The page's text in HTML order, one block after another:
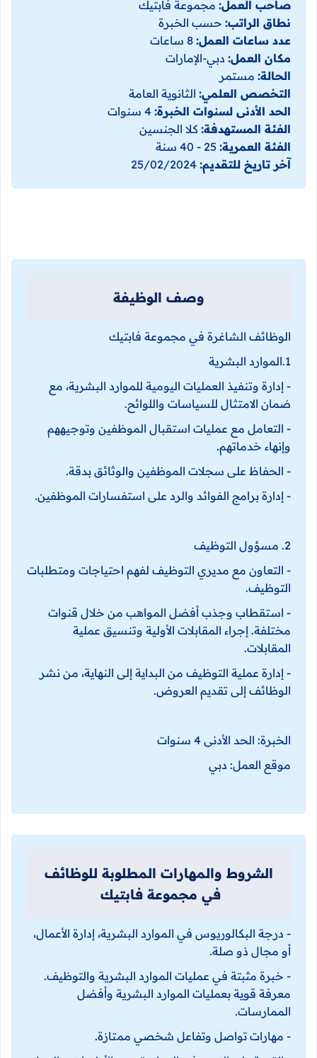
صاحب العمل: مجموعة فابتيك
نطاق الراتب: حسب الخبرة
عدد ساعات العمل:
مكان العمل: دبي-الإمارات
الحالة: مستمر
التخصص العلمي: الثانوية العامة
الحد الأدنى لسنوات الخبرة:
الفئة المستهدفة: كلا الجنسين
الفئة العمرية:
آخر تاريخ للتقديم:
وصف الوظيفة
الوظائف الشاغرة في مجموعة فابتيك
1.الموارد البشرية
- إدارة وتنفيذ العمليات اليومية للموارد البشرية، مع
ضمان الامتثال للسياسات واللوائح.
- التعامل مع عمليات استقبال الموظفين وتوجيههم
وإنهاء خدماتهم.
- الحفاظ على سجلات الموظفين والوثائق بدقة.
- إدارة برامج الفوائد والرد على استفسارات الموظفين.
2. مسؤول التوظيف
- التعاون مع مديري التوظيف لفهم احتياجات ومتطلبات
التوظيف.
- استقطاب وجذب أفضل المواهب من خلال قنوات
مختلفة. إجراء المقابلات الأولية وتنسيق عملية
المقابلات.
- إدارة عملية التوظيف من البداية إلى النهاية، من نشر
الوظائف إلى تقديم العروض.
الخبرة: الحد الأدنى 4 سنوات
موقع العمل: دبي
الشروط والمهارات المطلوبة للوظائف
في مجموعة فابتيك
- درجة البكالوريوس في الموارد البشرية، إدارة الأعمال،
أو مجال ذو صلة.
- خبرة مثبتة في عمليات الموارد البشرية والتوظيف.
معرفة قوية بعمليات الموارد البشرية وأفضل
الممارسات.
- مهارات تواصل وتفاعل شخصي ممتازة.